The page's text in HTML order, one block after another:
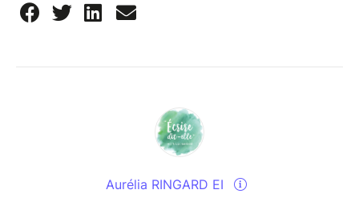
Aurélia RINGARD EI